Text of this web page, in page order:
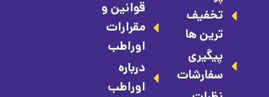
تخفیف
ترین ها
پیگیری
سفارشات
قوانین و
مقرارات
اوراطب
درباره
اوراطب